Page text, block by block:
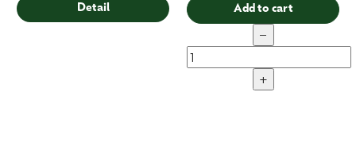
Detail Add to cart
−
+